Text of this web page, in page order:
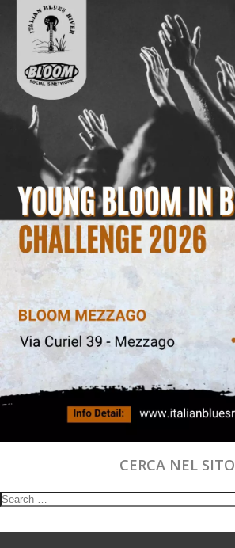
CERCA NEL SITO
Search